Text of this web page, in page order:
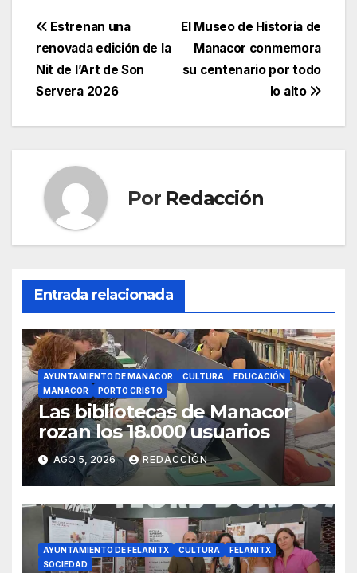
c
e
b
o
o
itt
er
ail
at
s
p
e
gr
a
m
p
ar
Navegación
de
entradas
El Museo de Historia de
Manacor conmemora
su centenario por todo
lo alto
Estrenan una
renovada edición de la
Nit de l’Art de Son
Servera 2026
Por Redacción
Entrada relacionada
AYUNTAMIENTO DE MANACOR CULTURA
EDUCACIÓN
MANACOR
PORTO CRISTO
Las bibliotecas de Manacor
rozan los 18.000 usuarios
AGO 5, 2026 REDACCIÓN
AYUNTAMIENTO DE FELANITX CULTURA
FELANITX
SOCIEDAD